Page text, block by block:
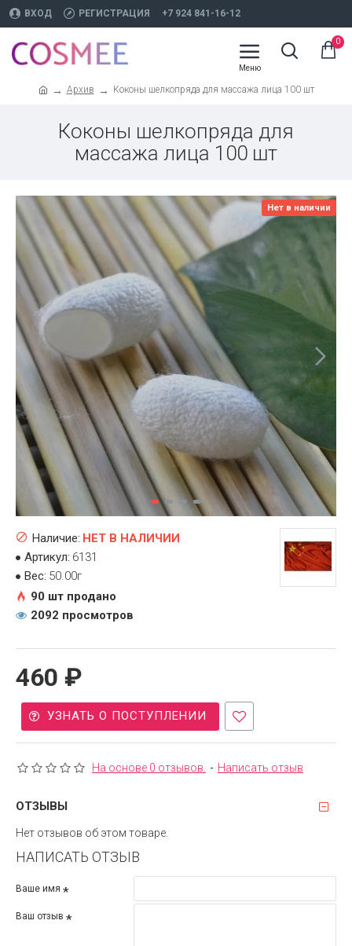
ВХОД РЕГИСТРАЦИЯ +7 924 841-16-12
0
Архив Коконы шелкопряда для массажа лица 100 шт
Коконы шелкопряда для
массажа лица 100 шт
Нет в наличии
На основе 0 отзывов. - Написать отзыв
460 ₽
Наличие: НЕТ В НАЛИЧИИ
Артикул: 6131
Вес: 50.00г
90 шт продано
2092 просмотров
УЗНАТЬ О ПОСТУПЛЕНИИ
ОТЗЫВЫ
Нет отзывов об этом товаре.
НАПИСАТЬ ОТЗЫВ
Ваше имя
Ваш отзыв